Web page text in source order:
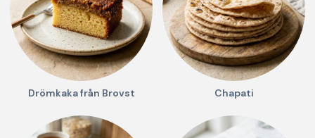
Drömkaka från Brovst Chapati